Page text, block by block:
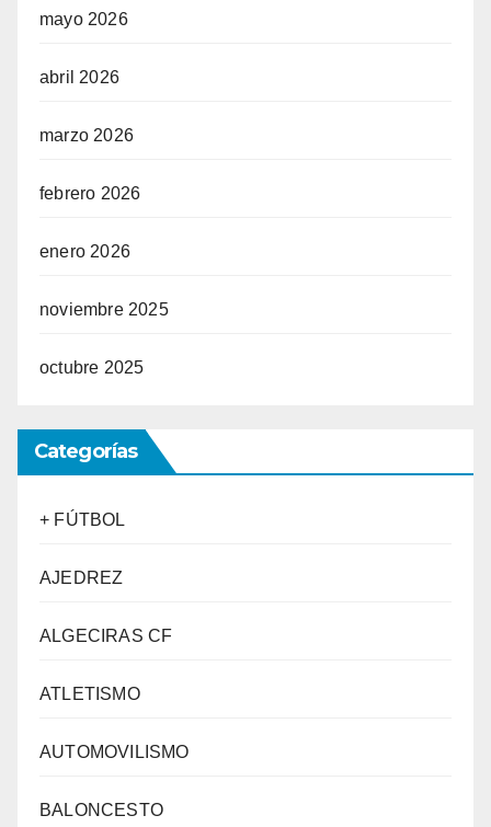
mayo 2026
abril 2026
marzo 2026
febrero 2026
enero 2026
noviembre 2025
octubre 2025
Categorías
+ FÚTBOL
AJEDREZ
ALGECIRAS CF
ATLETISMO
AUTOMOVILISMO
BALONCESTO